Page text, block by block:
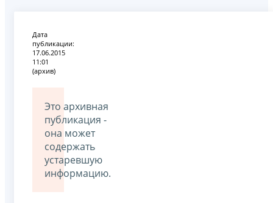
Дата
публикации:
17.06.2015
11:01
(архив)
Это архивная
публикация -
она может
содержать
устаревшую
информацию.